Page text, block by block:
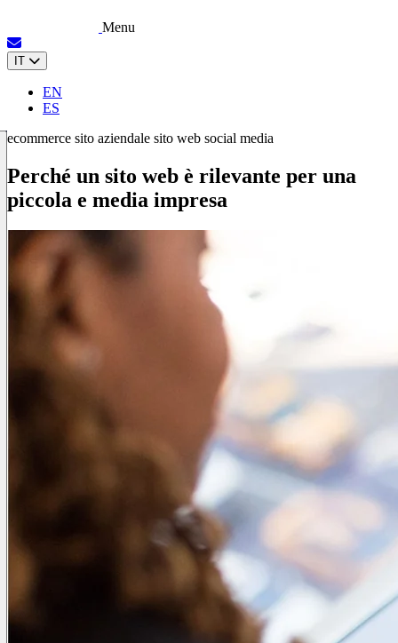
Menu
IT
EN
ES
ecommerce sito aziendale sito web social media
Perché un sito web è rilevante per una
piccola e media impresa